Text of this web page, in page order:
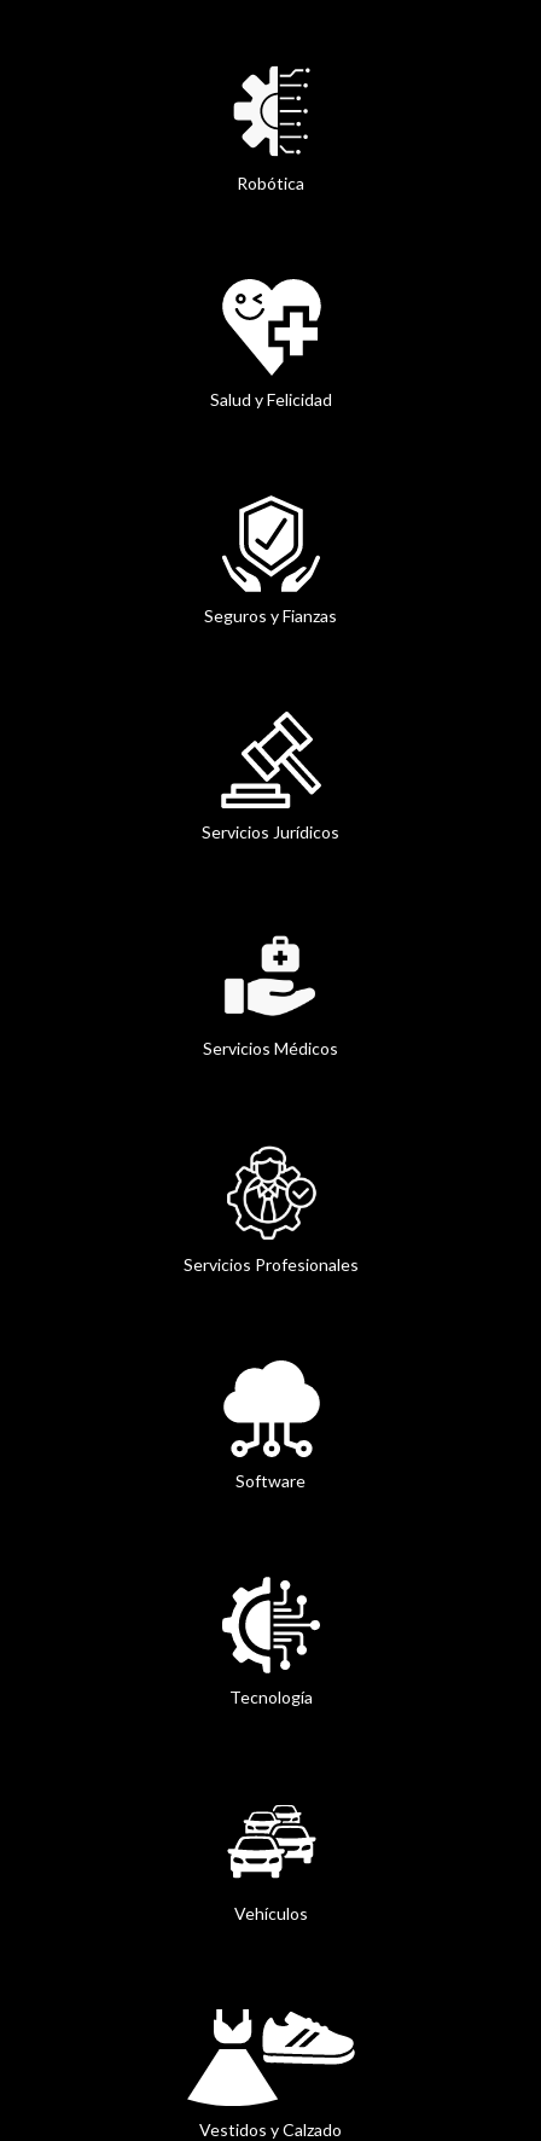
Robótica
Salud y Felicidad
Seguros y Fianzas
Servicios Jurídicos
Servicios Médicos
Servicios Profesionales
Software
Tecnología
Vehículos
Vestidos y Calzado